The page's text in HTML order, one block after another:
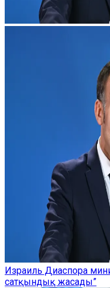
Израиль Диаспора
сатқындық жасады”